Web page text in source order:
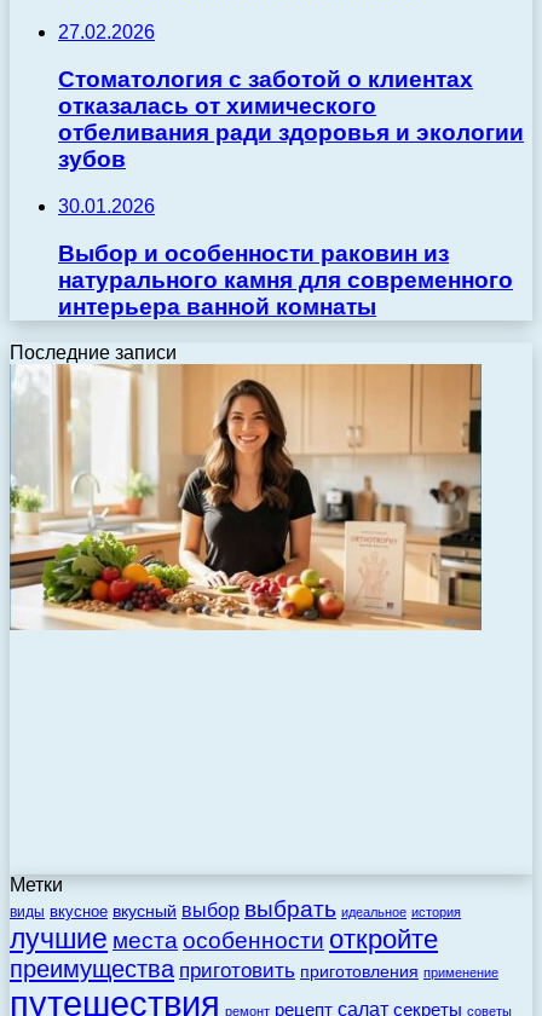
27.02.2026
Стоматология с заботой о клиентах
отказалась от химического
отбеливания ради здоровья и экологии
зубов
30.01.2026
Выбор и особенности раковин из
натурального камня для современного
интерьера ванной комнаты
Последние записи
Метки
виды вкусное вкусный выбор выбрать идеальное история
лучшие местаособенности откройте
преимущества приготовить приготовления применение
путешествия ремонт рецепт салат секреты советы